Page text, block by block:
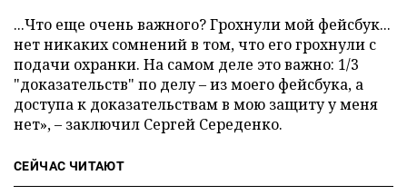
...Что еще очень важного? Грохнули мой фейсбук...
нет никаких сомнений в том, что его грохнули с
подачи охранки. На самом деле это важно: 1/3
"доказательств" по делу – из моего фейсбука, а
доступа к доказательствам в мою защиту у меня
нет», – заключил Сергей Середенко.
СЕЙЧАС ЧИТАЮТ